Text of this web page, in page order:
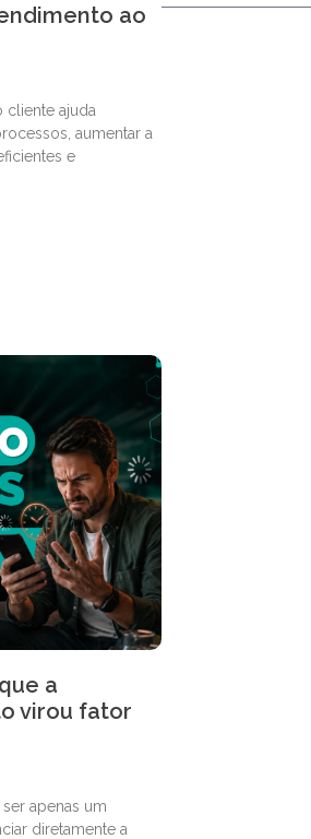
ao
cliente ajuda
aumentar a
e
a
virou fator
apenas um
diretamente a